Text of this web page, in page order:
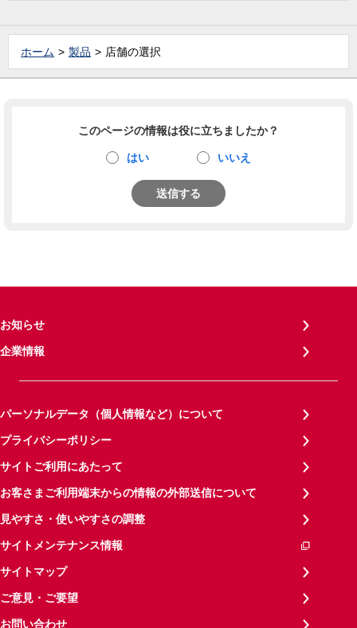
ホーム 製品 店舗の選択
このページの情報は役に立ちましたか？
はい いいえ
送信する
お知らせ
企業情報
パーソナルデータ（個人情報など）について
プライバシーポリシー
サイトご利用にあたって
お客さまご利用端末からの情報の外部送信について
見やすさ・使いやすさの調整
サイトメンテナンス情報
サイトマップ
ご意見・ご要望
お問い合わせ